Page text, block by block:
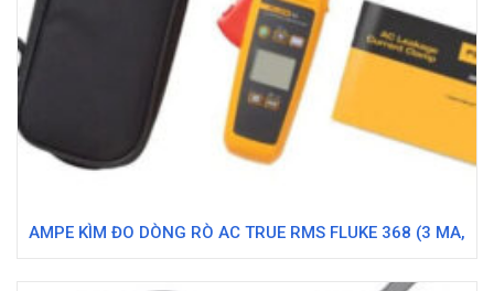
AMPE KÌM ĐO DÒNG RÒ AC TRUE RMS FLUKE 368 (3 MA,